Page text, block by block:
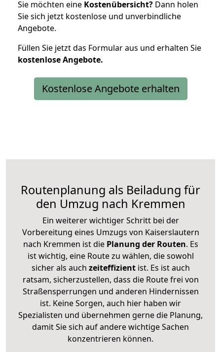
Sie möchten eine Kostenübersicht? Dann holen
Sie sich jetzt kostenlose und unverbindliche
Angebote.
Füllen Sie jetzt das Formular aus und erhalten Sie
kostenloseAngebote.
Kostenlose Angebote erhalten
Routenplanung als Beiladung für
den Umzug nach Kremmen
Ein weiterer wichtiger Schritt bei der
Vorbereitung eines Umzugs von Kaiserslautern
nach Kremmen ist diePlanung der Routen. Es
ist wichtig, eine Route zu wählen, die sowohl
sicher als auch zeiteffizientist. Es ist auch
ratsam, sicherzustellen, dass die Route frei von
Straßensperrungen und anderen Hindernissen
ist. Keine Sorgen, auch hier haben wir
Spezialisten und übernehmen gerne die Planung,
damit Sie sich auf andere wichtige Sachen
konzentrieren können.